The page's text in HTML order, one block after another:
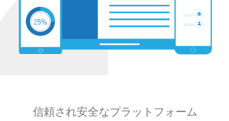
信頼され安全なプラットフォーム